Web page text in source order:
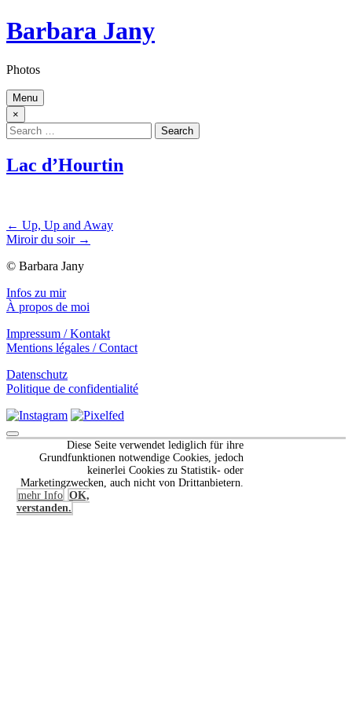
Skip
to
Barbara Jany
Photos
Menu
×
Search
for:
Lac d’Hourtin
Beitragsnavigation
← Up, Up and Away
Miroir du soir →
© Barbara Jany
Infos zu mir
À propos de moi
Impressum / Kontakt
Mentions légales / Contact
Datenschutz
Politique de confidentialité
Scroll
Diese Seite verwendet lediglich für ihre
Grundfunktionen notwendige Cookies, jedoch
keinerlei Cookies zu Statistik- oder
Marketingzwecken, auch nicht von Drittanbietern.
mehr Info OK,
verstanden.